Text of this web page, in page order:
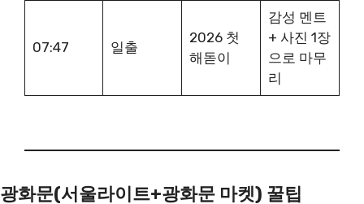
07:47 일출
2026 첫
해돋이
감성 멘트
+ 사진 1장
으로 마무
리
광화문(서울라이트+광화문 마켓) 꿀팁